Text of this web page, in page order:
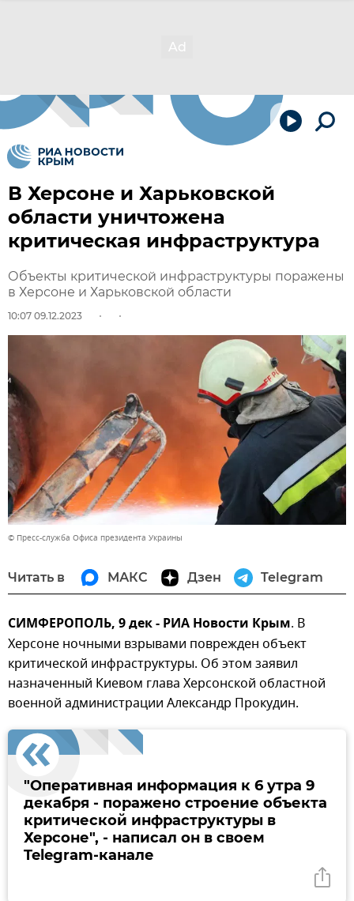
В Херсоне и Харьковской
области уничтожена
критическая инфраструктура
Объекты критической инфраструктуры поражены
в Херсоне и Харьковской области
10:07 09.12.2023
© Пресс-служба Офиса президента Украины
Читать в МАКС Дзен Telegram
СИМФЕРОПОЛЬ, 9 дек - РИА Новости Крым. В
Херсоне ночными взрывами поврежден объект
критической инфраструктуры. Об этом заявил
назначенный Киевом глава Херсонской областной
военной администрации Александр Прокудин.
"Оперативная информация к 6 утра 9
декабря - поражено строение объекта
критической инфраструктуры в
Херсоне", - написал он в своем
Telegram-канале